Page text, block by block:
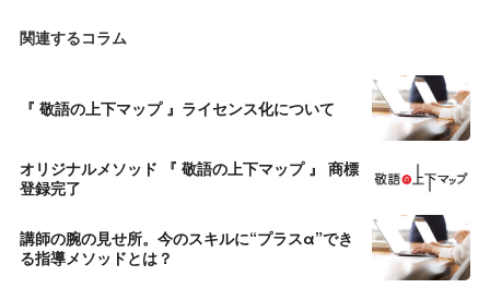
関連するコラム
『 敬語の上下マップ 』ライセンス化について
オリジナルメソッド 『 敬語の上下マップ 』 商標
登録完了
講師の腕の見せ所。今のスキルに“プラスα”でき
る指導メソッドとは？